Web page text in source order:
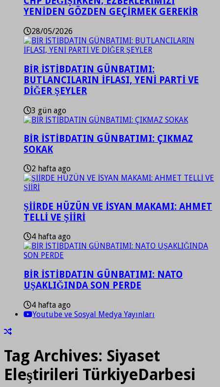
YENİDEN GÖZDEN GEÇİRMEK GEREKİR
28/05/2026
BİR İSTİBDATIN GÜNBATIMI:
BUTLANCILARIN İFLASI, YENİ PARTİ VE
DİĞER ŞEYLER
3 gün ago
BİR İSTİBDATIN GÜNBATIMI: ÇIKMAZ
SOKAK
2 hafta ago
ŞİİRDE HÜZÜN VE İSYAN MAKAMI: AHMET
TELLİ VE ŞİİRİ
4 hafta ago
BİR İSTİBDATIN GÜNBATIMI: NATO
UŞAKLIĞINDA SON PERDE
4 hafta ago
Youtube ve Sosyal Medya Yayınları
Tag Archives: Siyaset
Eleştirileri TürkiyeDarbesi